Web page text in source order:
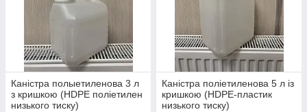
Каністра полыетиленова 3 л
з кришкою (HDPE поліетилен
низького тиску)
Каністра поліетиленова 5 л із
кришкою (HDPE-пластик
низького тиску)